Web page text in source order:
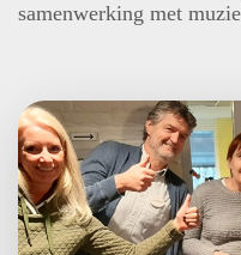
samenwerking met